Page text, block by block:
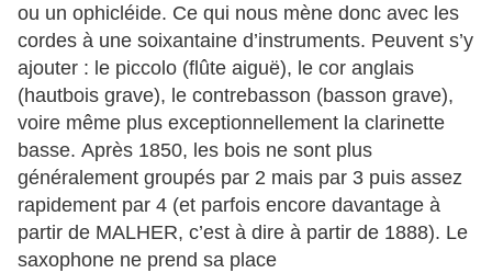
ou un ophicléide. Ce qui nous mène donc avec les
cordes à une soixantaine d’instruments. Peuvent s’y
ajouter : le piccolo (flûte aiguë), le cor anglais
(hautbois grave), le contrebasson (basson grave),
voire même plus exceptionnellement la clarinette
basse. Après 1850, les bois ne sont plus
généralement groupés par 2 mais par 3 puis assez
rapidement par 4 (et parfois encore davantage à
partir de MALHER, c’est à dire à partir de 1888). Le
saxophone ne prend sa place